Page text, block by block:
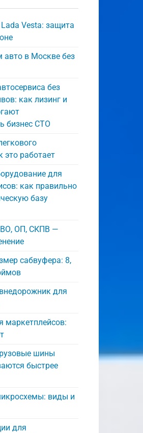
Vesta: защита
авто в Москве без
без
как лизинг и
бизнес СТО
это работает
для
как правильно
базу
ВО, ОП, СКПВ —
сабвуфера: 8,
для
маркетплейсов:
шины
быстрее
виды и
для